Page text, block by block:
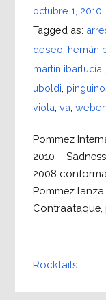
octubre 1, 2010
Tagged as:
deseo hernán
martín ibarlucía
uboldi
viola va
Pommez
2010 –
2008
Pommez
Contraataque,
Rocktails